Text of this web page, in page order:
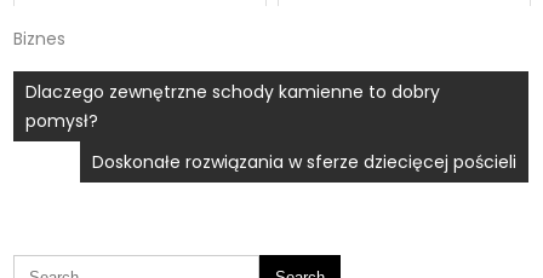
Biznes
Nawigacja
wpisu
Dlaczego zewnętrzne schody kamienne to dobry
pomysł?
Doskonałe rozwiązania w sferze dziecięcej pościeli